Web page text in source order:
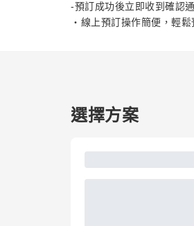
-預訂成功後立即收到確認
・線上預訂操作簡便，輕
選擇方案